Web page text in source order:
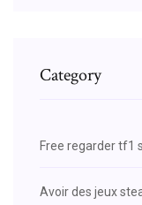
Category
Free regarder tf1
Avoir des jeux